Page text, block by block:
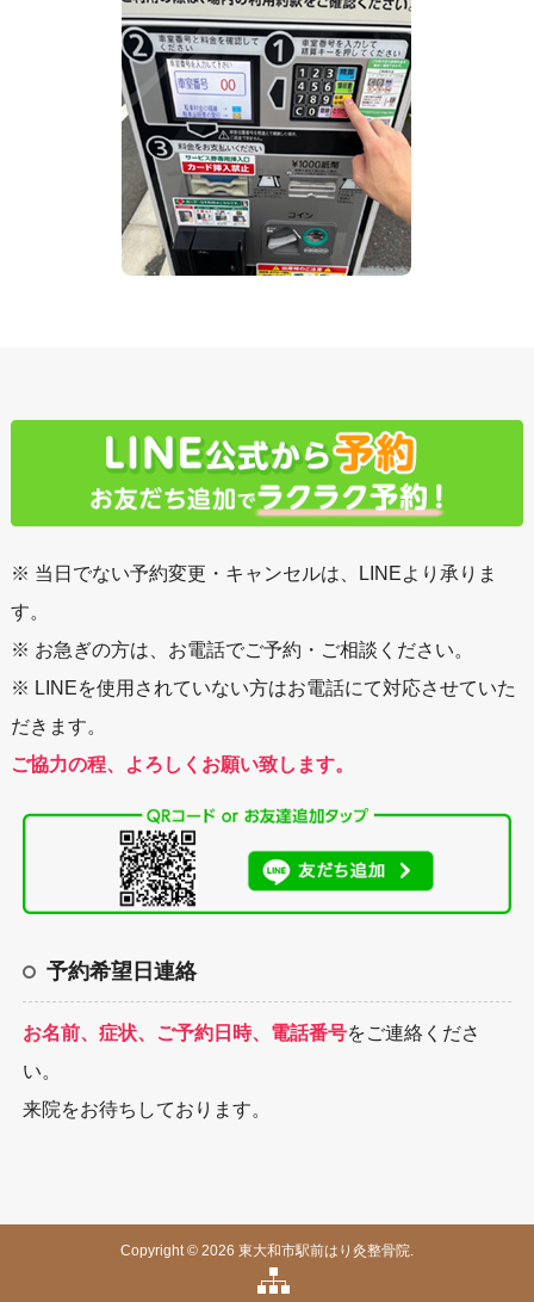
※ 当日でない予約変更・キャンセルは、LINEより承りま
す。
※ お急ぎの方は、お電話でご予約・ご相談ください。
※ LINEを使用されていない方はお電話にて対応させていた
だきます。
ご協力の程、よろしくお願い致します。
予約希望日連絡
お名前、症状、ご予約日時、電話番号をご連絡くださ
い。
来院をお待ちしております。
Copyright © 2026 東大和市駅前はり灸整骨院.